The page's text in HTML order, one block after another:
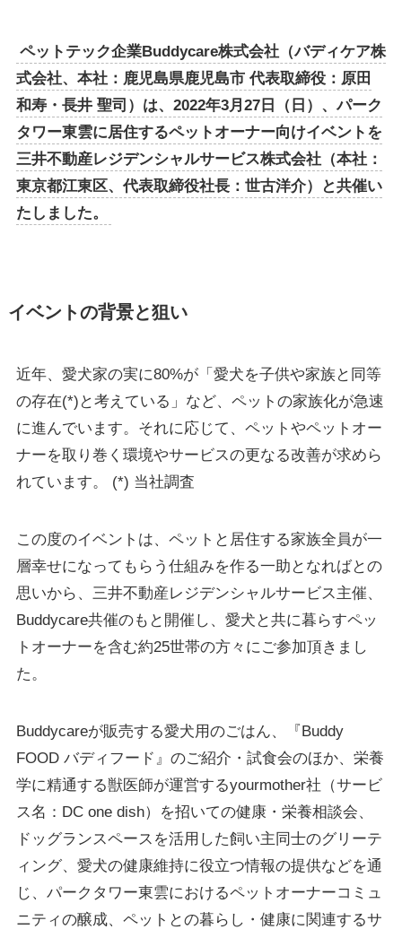
ペットテック企業Buddycare株式会社（バディケア株
式会社、本社：鹿児島県鹿児島市 代表取締役：原田
和寿・長井 聖司）は、2022年3月27日（日）、パーク
タワー東雲に居住するペットオーナー向けイベントを
三井不動産レジデンシャルサービス株式会社（本社：
東京都江東区、代表取締役社長：世古洋介）と共催い
たしました。
イベントの背景と狙い
近年、愛犬家の実に80%が「愛犬を子供や家族と同等
の存在(*)と考えている」など、ペットの家族化が急速
に進んでいます。それに応じて、ペットやペットオー
ナーを取り巻く環境やサービスの更なる改善が求めら
れています。 (*) 当社調査
この度のイベントは、ペットと居住する家族全員が一
層幸せになってもらう仕組みを作る一助となればとの
思いから、三井不動産レジデンシャルサービス主催、
Buddycare共催のもと開催し、愛犬と共に暮らすペッ
トオーナーを含む約25世帯の方々にご参加頂きまし
た。
Buddycareが販売する愛犬用のごはん、『Buddy
FOOD バディフード』のご紹介・試食会のほか、栄養
学に精通する獣医師が運営するyourmother社（サービ
ス名：DC one dish）を招いての健康・栄養相談会、
ドッグランスペースを活用した飼い主同士のグリーテ
ィング、愛犬の健康維持に役立つ情報の提供などを通
じ、パークタワー東雲におけるペットオーナーコミュ
ニティの醸成、ペットとの暮らし・健康に関連するサ